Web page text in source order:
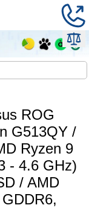
ROG
G513QY /
Ryzen 9
- 4.6 GHz)
/ AMD